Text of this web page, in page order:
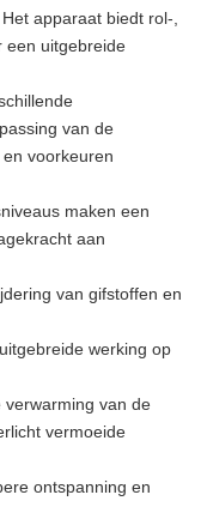
Het apparaat biedt rol-,
een uitgebreide
van de
voorkeuren
maken een
aan
van gifstoffen en
werking op
verwarming van de
vermoeide
ontspanning en